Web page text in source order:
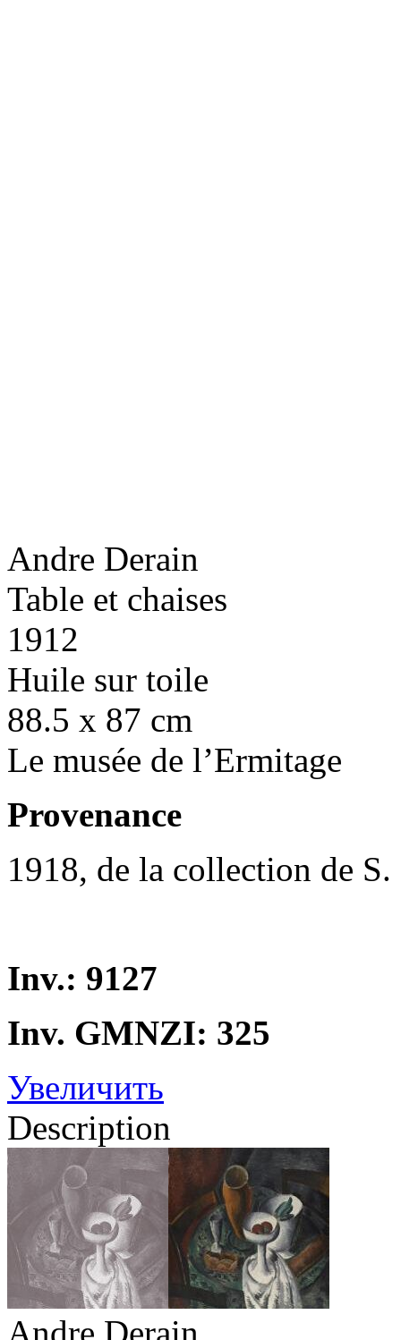
Andre Derain
Table et chaises
1912
Huile sur toile
88.5 x 87 cm
Le musée de l’Ermitage
Provenance
1918, de la collection de
Inv.: 9127
Inv. GMNZI: 325
Увеличить
Description
Andre Derain